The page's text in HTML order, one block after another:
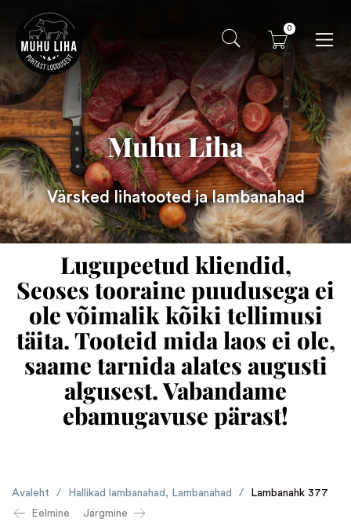
0
Muhu Liha
Värsked lihatooted ja lambanahad
Lugupeetud kliendid,
Seoses tooraine puudusega ei
ole võimalik kõiki tellimusi
täita. Tooteid mida laos ei ole,
saame tarnida alates augusti
algusest. Vabandame
ebamugavuse pärast!
Avaleht / Hallikad lambanahad , Lambanahad /
Lambanahk 377
Eelmine
Järgmine